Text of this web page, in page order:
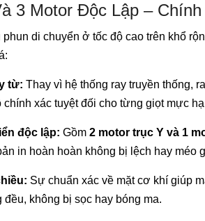
3 Motor Độc Lập –
di chuyển ở tốc độ cao trên khổ
từ: Thay vì hệ thống ray truyền thống,
xác tuyệt đối cho từng giọt mực
độc lập: Gồm 2 motor trục Y và 1
in hoàn hoàn không bị lệch hay méo
Sự chuẩn xác về mặt cơ khí giúp
không bị sọc hay bóng ma.